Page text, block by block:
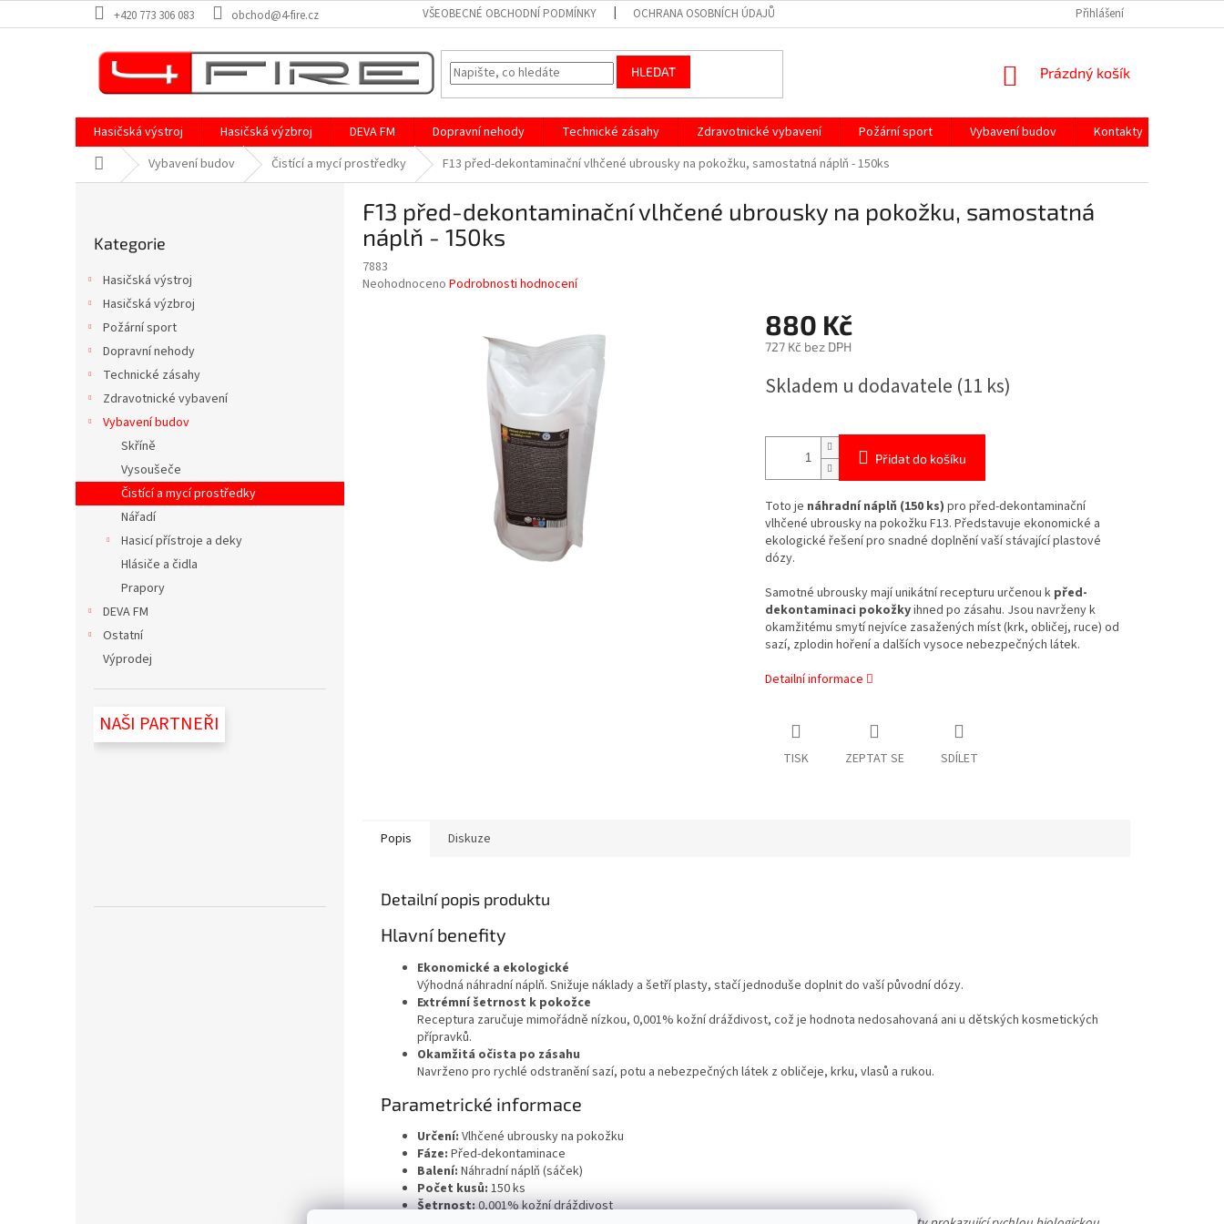
na
+420 773 306 083 obchod@4-fire.cz VŠEOBECNÉ OBCHODNÍ PODMÍNKY OCHRANA OSOBNÍCH ÚDAJŮ Přihlášení
HLEDAT
NÁKUPNÍ
Prázdný košík
Hasičská výstroj Hasičská výzbroj DEVA FM Dopravní nehody Technické zásahy Zdravotnické vybavení Požární sport Vybavení budov
Kontakty
Domů Vybavení budov Čistící a mycí prostředky F13 před-dekontaminační vlhčené ubrousky na pokožku, samostatná náplň - 150ks
kategorie
Kategorie
Hasičská výstroj
Hasičská výzbroj
Požární sport
Dopravní nehody
Technické zásahy
Zdravotnické vybavení
Vybavení budov
Skříně
Vysoušeče
Čistící a mycí prostředky
Nářadí
Hasicí přístroje a deky
Hlásiče a čidla
Prapory
DEVA FM
Ostatní
Výprodej
NAŠI PARTNEŘI
F13 před-dekontaminační vlhčené ubrousky na pokožku, samostatná
náplň - 150ks
7883
Průměrné
Neohodnoceno Podrobnosti hodnocení
880 Kč
727 Kč bez DPH
cena:
Skladem u dodavatele (11 ks)
Přidat do košíku
Toto je náhradní náplň (150 ks) pro před-dekontaminační
vlhčené ubrousky na pokožku F13. Představuje ekonomické a
ekologické řešení pro snadné doplnění vaší stávající plastové
dózy.
Samotné ubrousky mají unikátní recepturu určenou k před-
dekontaminaci pokožkyihned po zásahu. Jsou navrženy k
okamžitému smytí nejvíce zasažených míst (krk, obličej, ruce) od
sazí, zplodin hoření a dalších vysoce nebezpečných látek.
Detailní informace
TISK ZEPTAT SE SDÍLET
Popis Diskuze
Detailní popis produktu
Hlavní benefity
Ekonomické a ekologické
Výhodná náhradní náplň. Snižuje náklady a šetří plasty, stačí jednoduše doplnit do vaší původní dózy.
Extrémní šetrnost k pokožce
Receptura zaručuje mimořádně nízkou, 0,001% kožní dráždivost, což je hodnota nedosahovaná ani u dětských kosmetických
přípravků.
Okamžitá očista po zásahu
Navrženo pro rychlé odstranění sazí, potu a nebezpečných látek z obličeje, krku, vlasů a rukou.
Parametrické informace
Určení: Vlhčené ubrousky na pokožku
Fáze: Před-dekontaminace
Balení: Náhradní náplň (sáček)
Počet kusů: 150 ks
Šetrnost:0,001% kožní dráždivost